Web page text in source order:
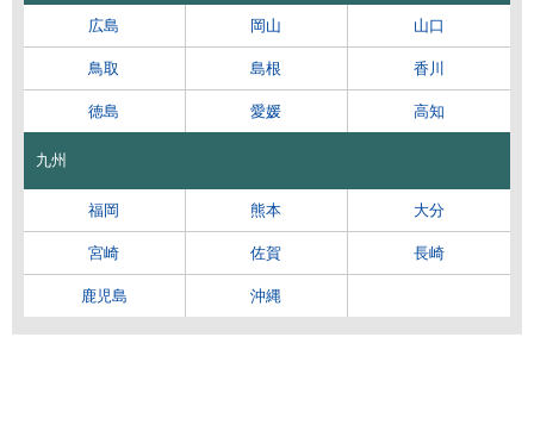
広島 岡山 山口
鳥取 島根 香川
徳島 愛媛 高知
九州
福岡 熊本 大分
宮崎 佐賀 長崎
鹿児島 沖縄